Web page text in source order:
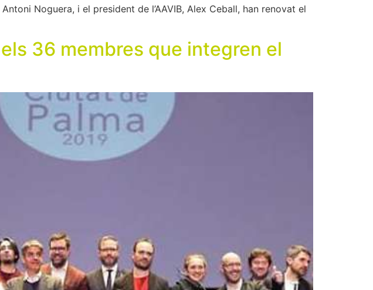
Noguera, i el president de l’AAVIB, Alex Ceball, han renovat el
36 membres que integren el